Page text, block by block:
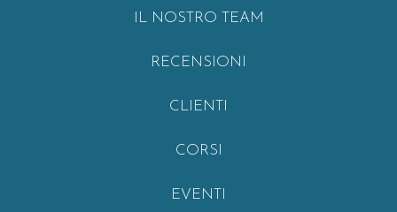
IL NOSTRO TEAM
RECENSIONI
CLIENTI
CORSI
EVENTI